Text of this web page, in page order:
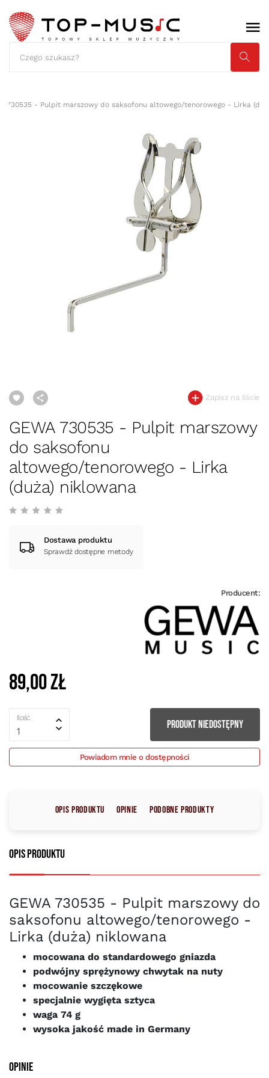
730535 - Pulpit marszowy do saksofonu altowego/tenorowego - Lirka
Zapisz na liście
GEWA 730535 - Pulpit marszowy
do saksofonu
altowego/tenorowego - Lirka
(duża) niklowana
Dostawa produktu
Sprawdź dostępne metody
Producent:
89,00 zł
Ilość
1
PRODUKT NIEDOSTĘPNY
Powiadom mnie o dostępności
Opis produktu Opinie Podobne produkty
Opinie
Opis produktu
GEWA 730535 - Pulpit marszowy do
saksofonu altowego/tenorowego -
Lirka (duża) niklowana
mocowana do standardowego gniazda
podwójny sprężynowy chwytak na nuty
mocowanie szczękowe
specjalnie wygięta sztyca
waga 74 g
wysoka jakość made in Germany